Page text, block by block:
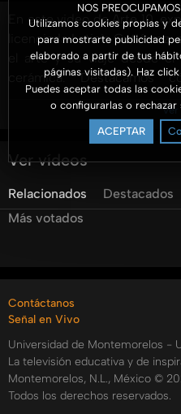
NOS
Utilizamos cookies propias y
para mostrarte publicidad
elaborado a partir de tus
páginas visitadas). Haz click
Puedes aceptar todas las
o configurarlas o rechazar
ACEPTAR
En este video de Arte 10,
licenciada Leticia Gutiérrez,
el arte y su viaje desde el
cerámica. Destacamos
transmitir sentimientos y
como un vehículo para
titula 'Luz que cambia el
proceso de preparación y
explica cómo las técnicas
Categorías:
Ver
Ver vídeos
Relacionados Destacados
Más votados
Contáctanos
Señal en Vivo
Universidad de Montemorelos -
La televisión educativa y de
Montemorelos, N.L., México ©
Todos los derechos reservados.